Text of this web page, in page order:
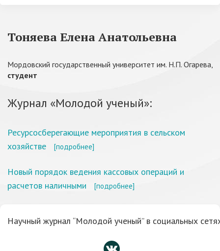
Тоняева Елена Анатольевна
Мордовский государственный университет им. Н.П. Огарева,
студент
Журнал «Молодой ученый»:
Ресурсосберегающие мероприятия в сельском
хозяйстве
[подробнее]
Новый порядок ведения кассовых операций и
расчетов наличными
[подробнее]
Научный журнал “Молодой ученый” в социальных